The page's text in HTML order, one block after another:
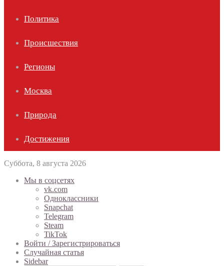
Политика
Происшествия
Регионы
Москва
Природа
Достижения
Суббота, 8 августа 2026
Мы в соцсетях
vk.com
Одноклассники
Snapchat
Telegram
Steam
TikTok
Войти / Зарегистрироваться
Случайная статья
Sidebar